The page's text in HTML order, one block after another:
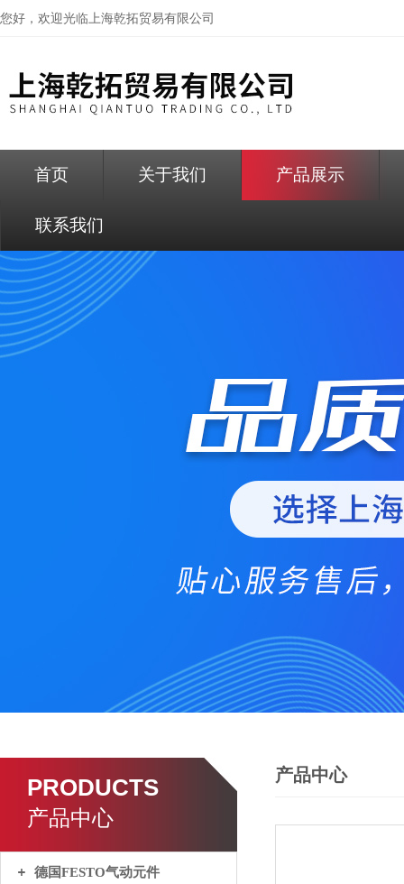
您好，欢迎光临上海乾拓贸易有限公司
首页 关于我们 产品展示
联系我们
PRODUCTS
产品中心
德国FESTO气动元件
产品中心